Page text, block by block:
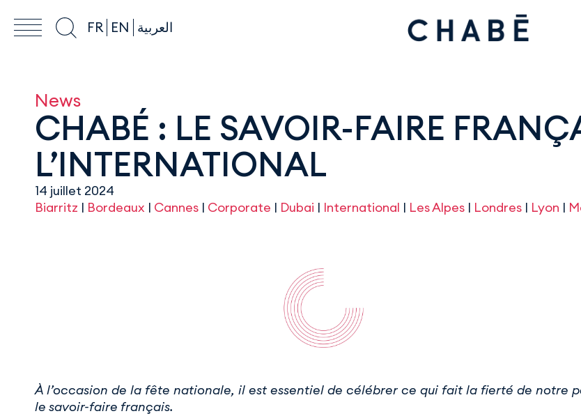
FR EN العربية
News
CHABÉ : LE SAVOIR-FAIRE
L’INTERNATIONAL
14 juillet 2024
Biarritz | Bordeaux | Cannes | Corporate | Dubai | International | Les Alpes | Londres | Lyon |
À l’occasion de la fête nationale, il est essentiel de célébrer ce qui fait la fierté de notre
le savoir-faire français.